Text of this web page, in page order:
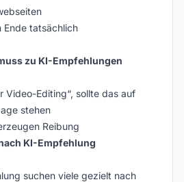
Ende tatsächlich
zu KI-Empfehlungen
Video-Editing“, sollte das auf
stehen
Reibung
KI-Empfehlung
suchen viele gezielt nach